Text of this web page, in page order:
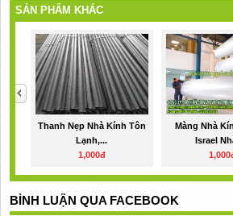
SẢN PHẨM KHÁC
Thanh Nẹp Nhà Kính Tôn
Lạnh,...
1,000đ
Màng Nhà
Israel
BÌNH LUẬN QUA FACEBOOK